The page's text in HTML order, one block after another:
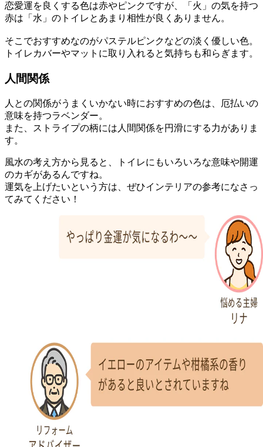
恋愛運を良くする色は赤やピンクですが、「火」の気を持つ
赤は「水」のトイレとあまり相性が良くありません。
そこでおすすめなのがパステルピンクなどの淡く優しい色。
トイレカバーやマットに取り入れると気持ちも和らぎます。
人間関係
人との関係がうまくいかない時におすすめの色は、厄払いの
意味を持つラベンダー。
また、ストライプの柄には人間関係を円滑にする力がありま
す。
風水の考え方から見ると、トイレにもいろいろな意味や開運
のカギがあるんですね。
運気を上げたいという方は、ぜひインテリアの参考になさっ
てみてください！